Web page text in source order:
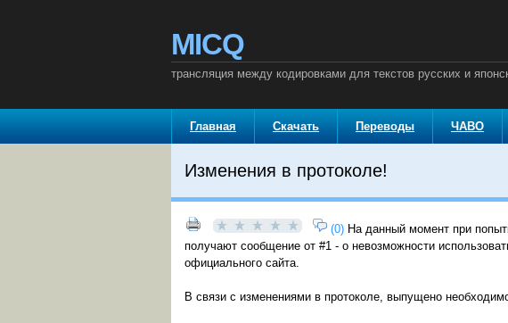
MICQ
трансляция между кодировками для текстов русских и
Главная Скачать Переводы ЧАВО
Изменения в протоколе!
(0) На данный момент при
получают сообщение от #1 - о невозможности
официального сайта.
В связи с изменениями в протоколе, выпущено